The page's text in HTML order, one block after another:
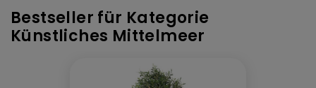
Bestseller für Kategorie
Künstliches Mittelmeer